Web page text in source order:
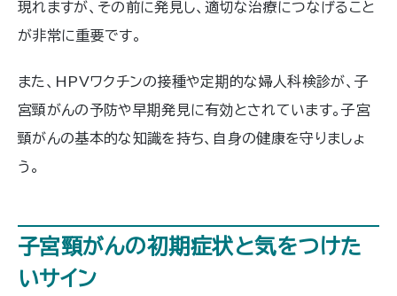
現れますが、その前に発見し、適切な治療につなげること
が非常に重要です。
また、HPVワクチンの接種や定期的な婦人科検診が、子
宮頸がんの予防や早期発見に有効とされています。子宮
頸がんの基本的な知識を持ち、自身の健康を守りましょ
う。
子宮頸がんの初期症状と気をつけた
いサイン